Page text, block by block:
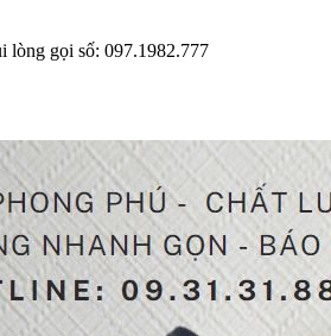
lòng gọi số: 097.1982.777